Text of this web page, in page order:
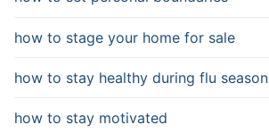
how to stage your home for sale
how to stay healthy during flu season
how to stay motivated